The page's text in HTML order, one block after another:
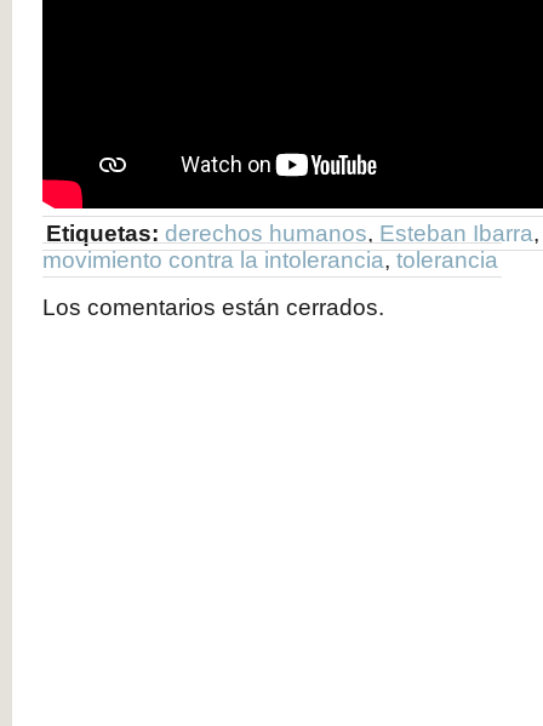
Etiquetas: derechos humanos, Esteban Ibarra
movimiento contra la intolerancia, tolerancia
Los comentarios están cerrados.